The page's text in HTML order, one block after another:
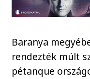
Baranya
rendezték múlt
pétanque